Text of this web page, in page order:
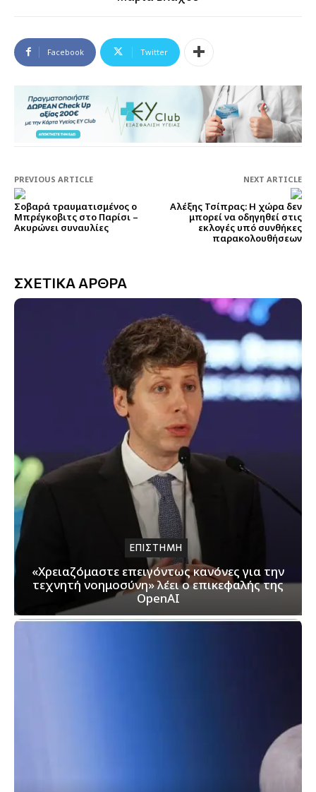
Facebook Twitter
PREVIOUS ARTICLE
Σοβαρά τραυματισμένος ο
Μπρέγκοβιτς στο Παρίσι –
Ακυρώνει συναυλίες
NEXT ARTICLE
Αλέξης Τσίπρας: Η χώρα δεν
μπορεί να οδηγηθεί στις
εκλογές υπό συνθήκες
παρακολουθήσεων
ΣΧΕΤΙΚΑ ΑΡΘΡΑ
ΕΠΙΣΤΗΜΗ
«Χρειαζόμαστε επειγόντως κανόνες για την
τεχνητή νοημοσύνη» λέει ο επικεφαλής της
OpenAI